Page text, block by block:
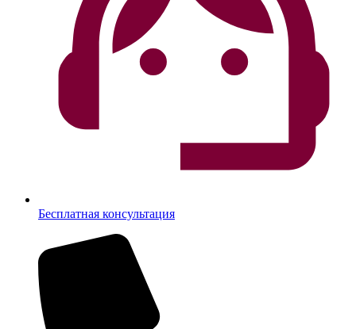
Бесплатная консультация